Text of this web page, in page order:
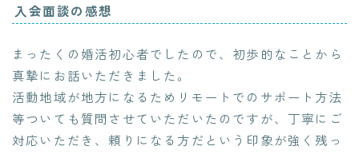
入会面談の感想
まったくの婚活初心者でしたので、初歩的なことから
真摯にお話いただきました。
活動地域が地方になるためリモートでのサポート方法
等ついても質問させていただいたのですが、丁寧にご
対応いただき、頼りになる方だという印象が強く残っ